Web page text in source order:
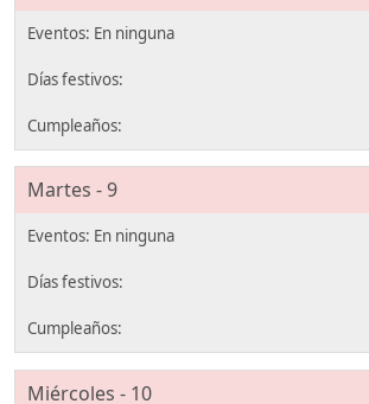
Martes - 9
Miércoles - 10